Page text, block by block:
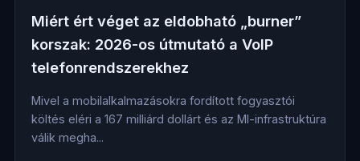
Miért ért véget az eldobható „burner”
korszak: 2026-os útmutató a VoIP
telefonrendszerekhez
Mivel a mobilalkalmazásokra fordított fogyasztói
költés eléri a 167 milliárd dollárt és az MI-infrastruktúra
válik megha...